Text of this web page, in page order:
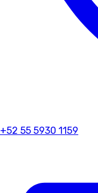
+52 55 5930 1159